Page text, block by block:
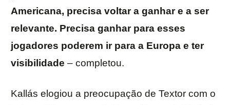
Americana, precisa voltar a ganhar e a ser
relevante. Precisa ganhar para esses
jogadores poderem ir para a Europa e ter
visibilidade – completou.
Kallás elogiou a preocupação de Textor com o